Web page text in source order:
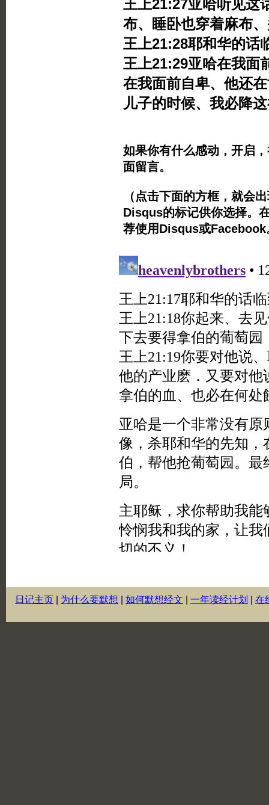
王上21:27亚哈听见这
布、睡卧也穿着麻布
王上21:28耶和华的话
王上21:29亚哈在我面
在我面前自卑、他还
儿子的时候、我必降
如果你有什么感动，开启
面留言。
（点击下面的方框，就会
Disqus的标记供你选择。
荐使用Disqus或
日记主页 为什么要默想 如何默想经文 一年读经计划 在